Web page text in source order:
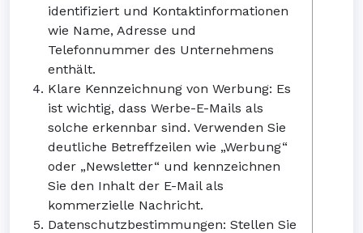
identifiziert und Kontaktinformationen
wie Name, Adresse und
Telefonnummer des Unternehmens
enthält.
Klare Kennzeichnung von Werbung: Es
ist wichtig, dass Werbe-E-Mails als
solche erkennbar sind. Verwenden Sie
deutliche Betreffzeilen wie „Werbung“
oder „Newsletter“ und kennzeichnen
Sie den Inhalt der E-Mail als
kommerzielle Nachricht.
Datenschutzbestimmungen: Stellen Sie